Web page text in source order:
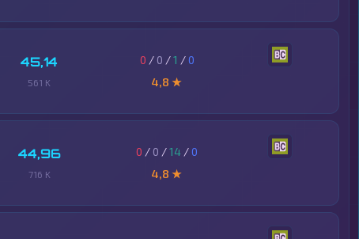
45,14
561 K
0 / 0 /1 /0
4,8 ★
44,96
716 K
0 / 0 /14 /0
4,8 ★